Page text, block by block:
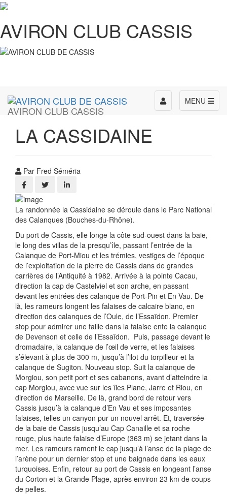
AVIRON CLUB CASSIS
AVIRON CLUB CASSIS
MENU
Toggle
navigation
LA CASSIDAINE
Par Fred Séméria
La randonnée la Cassidaine se déroule dans le Parc National
des Calanques (Bouches-du-Rhône).
Du port de Cassis, elle longe la côte sud-ouest dans la baie,
le long des villas de la presqu’île, passant l’entrée de la
Calanque de Port-Miou et les trémies, vestiges de l’époque
de l’exploitation de la pierre de Cassis dans de grandes
carrières de l’Antiquité à 1982. Arrivée à la pointe Cacau,
direction la cap de Castelviel et son arche, en passant
devant les entrées des calanque de Port-Pin et En Vau. De
là, les rameurs longent les falaises de calcaire blanc, en
direction des calanques de l’Oule, de l’Essaïdon. Premier
stop pour admirer une faille dans la falaise ente la calanque
de Devenson et celle de l’Essaïdon. Puis, passage devant le
dromadaire, la calanque de l’œil de verre, et les falaises
s’élevant à plus de 300 m, jusqu’à l’ilot du torpilleur et la
calanque de Sugiton. Nouveau stop. Suit la calanque de
Morgiou, son petit port et ses cabanons, avant d’atteindre la
cap Morgiou, avec vue sur les îles Plane, Jarre et Riou, en
direction de Marseille. De là, grand bord de retour vers
Cassis jusqu’à la calanque d’En Vau et ses imposantes
falaises, telles un canyon pur un nouvel arrêt. Et, traversée
de la baie de Cassis jusqu’au Cap Canaille et sa roche
rouge, plus haute falaise d’Europe (363 m) se jetant dans la
mer. Les rameurs rament le cap jusqu’à l’anse de la plage de
l’arène pour un dernier stop et une baignade dans les eaux
turquoises. Enfin, retour au port de Cassis en longeant l’anse
du Corton et la Grande Plage, après environ 23 km de coups
de pelles.